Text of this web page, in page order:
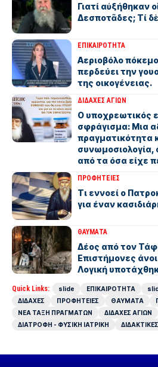
Γιατί αὐξήθηκαν
Δεσποτᾶδες; Τί
ΕΠΙΚΑΙΡΟΤΗΤΑ
Αεριοβόλο
περδεύει την
της οικογένειας.
ΔΙΔΑΧΕΣ ΑΓΙΩΝ
Ο υποχρεωτικός
σφράγισμα: Μια
πραγματικότητα
συνωμοσιολογία,
από τα όσα είχε
ΠΡΟΦΗΤΕΙΕΣ
Τι εννοεί ο
για έναν
ΘΑΥΜΑΤΑ
Δέος από τον
Επιστήμονες
Λογική
Quick Links: slide ΕΠΙΚΑΙΡΟΤΗΤΑ
ΔΙΔΑΧΕΣ
ΠΡΟΦΗΤΕΙΕΣ ΘΑΥΜΑΤΑ
ΝΕΑ ΤΑΞΗ ΠΡΑΓΜΑΤΩΝ
ΔΙΔΑΧΕΣ ΑΓΙΩΝ
ΔΙΑΤΡΟΦΗ - ΦΥΣΙΚΗ ΙΑΤΡΙΚΗ